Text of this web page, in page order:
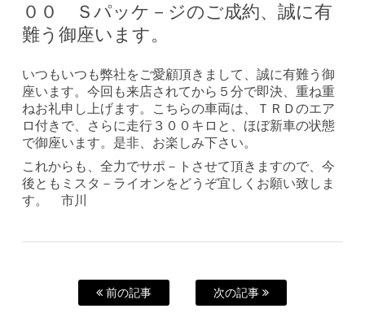
００ Ｓパッケ－ジのご成約、誠に有
難う御座います。
いつもいつも弊社をご愛顧頂きまして、誠に有難う御
座います。今回も来店されてから５分で即決、重ね重
ねお礼申し上げます。こちらの車両は、ＴＲＤのエア
ロ付きで、さらに走行３００キロと、ほぼ新車の状態
で御座います。是非、お楽しみ下さい。
これからも、全力でサポ－トさせて頂きますので、今
後ともミスタ－ライオンをどうぞ宜しくお願い致しま
す。 市川
前の記事 次の記事